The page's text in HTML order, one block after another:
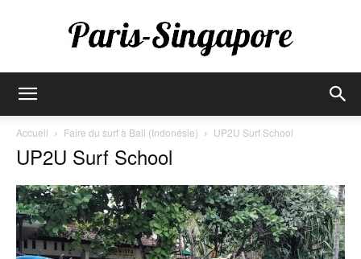
Accueil Faire du surf à Bali (Indonésie) UP2U Surf School
UP2U Surf School